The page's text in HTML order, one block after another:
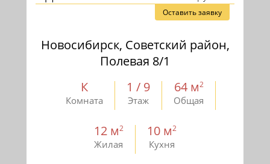
Оставить заявку
Новосибирск, Советский район,
Полевая 8/1
К
Комната
1 / 9
Этаж
64 м2
Общая
12 м2
Жилая
10 м2
Кухня